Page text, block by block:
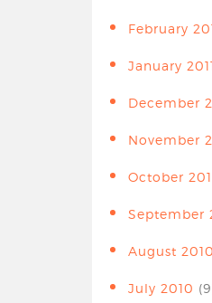
February
January
December
November
October
September
August 2010
July 2010